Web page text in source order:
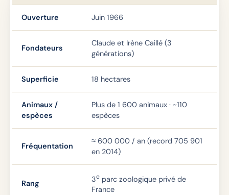
Ouverture Juin 1966
Fondateurs
Claude et Irène Caillé (3
générations)
Superficie 18 hectares
Animaux /
espèces
Plus de 1 600 animaux · ~110
espèces
Fréquentation
≈ 600 000 / an (record 705 901
en 2014)
Rang 3e parc zoologique privé de
France